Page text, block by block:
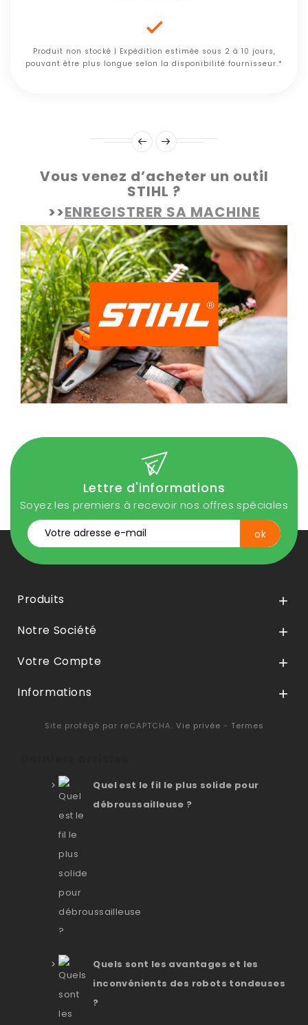

Produit non stocké | Expédition estimée sous 2 à 10 jours,
pouvant être plus longue selon la disponibilité fournisseur.*
Vous venez d’acheter un outil
STIHL ?
>>ENREGISTRER SA MACHINE
Lettre d'informations
Soyez les premiers à recevoir nos offres spéciales
Produits 
Notre Société 
Votre Compte 
Informations 
Site protégé par reCAPTCHA. Vie privée - Termes
Quel est le fil le plus solide pour
débroussailleuse ?
Quels sont les avantages et les
inconvénients des robots tondeuses
?